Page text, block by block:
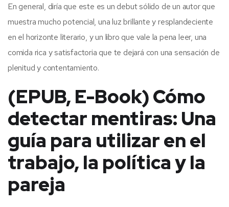
En general, diría que este es un debut sólido de un autor que
muestra mucho potencial, una luz brillante y resplandeciente
en el horizonte literario, y un libro que vale la pena leer, una
comida rica y satisfactoria que te dejará con una sensación de
plenitud y contentamiento.
(EPUB, E-Book) Cómo
detectar mentiras: Una
guía para utilizar en el
trabajo, la política y la
pareja